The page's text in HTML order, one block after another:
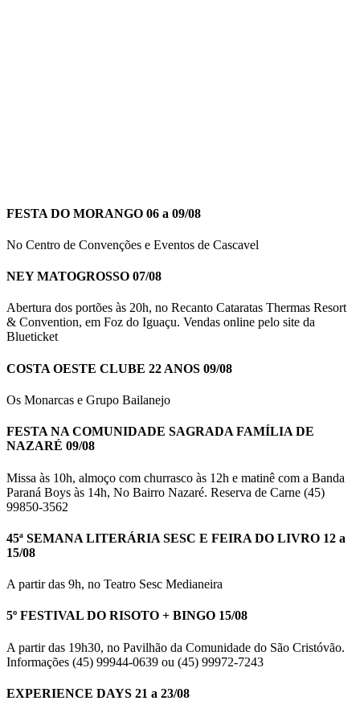
FESTA DO MORANGO 06 a 09/08
No Centro de Convenções e Eventos de Cascavel
NEY MATOGROSSO 07/08
Abertura dos portões às 20h, no Recanto Cataratas Thermas Resort
& Convention, em Foz do Iguaçu. Vendas online pelo site da
Blueticket
COSTA OESTE CLUBE 22 ANOS 09/08
Os Monarcas e Grupo Bailanejo
FESTA NA COMUNIDADE SAGRADA FAMÍLIA DE
NAZARÉ 09/08
Missa às 10h, almoço com churrasco às 12h e matinê com a Banda
Paraná Boys às 14h, No Bairro Nazaré. Reserva de Carne (45)
99850-3562
45ª SEMANA LITERÁRIA SESC E FEIRA DO LIVRO 12 a
15/08
A partir das 9h, no Teatro Sesc Medianeira
5º FESTIVAL DO RISOTO + BINGO 15/08
A partir das 19h30, no Pavilhão da Comunidade do São Cristóvão.
Informações (45) 99944-0639 ou (45) 99972-7243
EXPERIENCE DAYS 21 a 23/08